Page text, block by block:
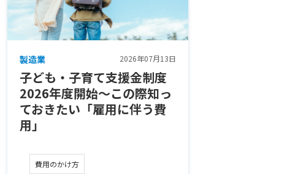
製造業 2026年07月13日
子ども・子育て支援金制度
2026年度開始～この際知っ
ておきたい「雇用に伴う費
用」
費用のかけ方